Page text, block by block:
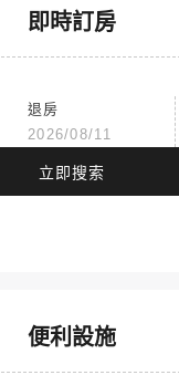
即時訂房
退房
2026/08/11
立即搜索
便利設施